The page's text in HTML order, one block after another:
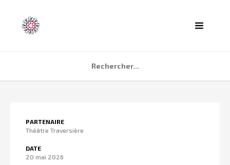
PARTENAIRE
Théâtre Traversière
DATE
20 mai 2026